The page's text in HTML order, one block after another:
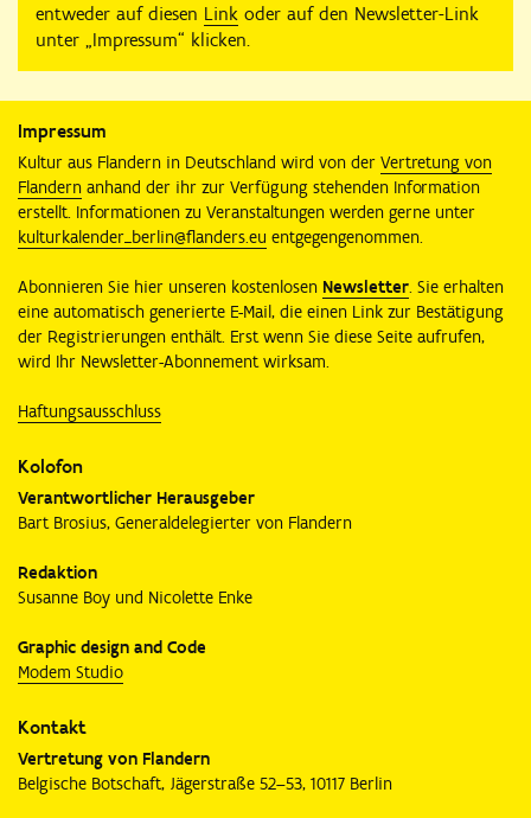
entweder auf diesen Link oder auf den Newsletter-Link
unter „Impressum“ klicken.
Impressum
Kultur aus Flandern in Deutschland wird von der Vertretung von
Flandern anhand der ihr zur Verfügung stehenden Information
erstellt. Informationen zu Veranstaltungen werden gerne unter
kulturkalender_berlin@flanders.eu entgegengenommen.
Abonnieren Sie hier unseren kostenlosen Newsletter. Sie erhalten
eine automatisch generierte E-Mail, die einen Link zur Bestätigung
der Registrierungen enthält. Erst wenn Sie diese Seite aufrufen,
wird Ihr Newsletter-Abonnement wirksam.
Haftungsausschluss
Kolofon
Verantwortlicher Herausgeber
Bart Brosius, Generaldelegierter von Flandern
Redaktion
Susanne Boy und Nicolette Enke
Graphic design and Code
Modem Studio
Kontakt
Vertretung von Flandern
Belgische Botschaft, Jägerstraße 52–53, 10117 Berlin